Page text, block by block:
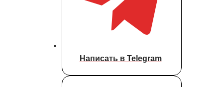
Написать в Telegram